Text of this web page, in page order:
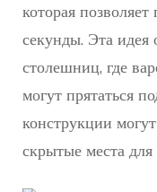
которая
секунды. Эта идея
столешниц, где
могут прятаться
конструкции
скрытые места